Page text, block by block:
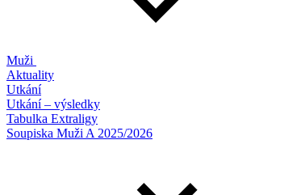
Muži
Aktuality
Utkání
Utkání – výsledky
Tabulka Extraligy
Soupiska Muži A 2025/2026